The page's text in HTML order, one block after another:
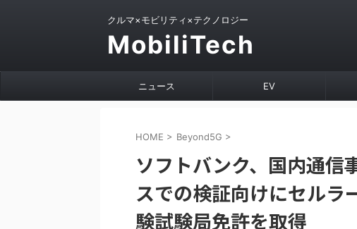
クルマ×モビリティ×テクノロジー
MobiliTech
ニュース EV
HOME > Beyond5G >
ソフトバンク、国内通信
スでの検証向けにセルラ
験試験局免許を取得